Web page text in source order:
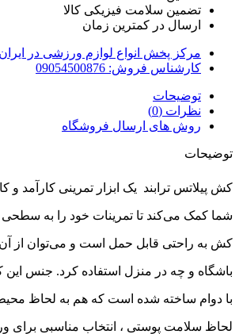
تضمین سلامت فیزیکی کالا
ارسال در کمترین زمان
مرکز پخش انواع لوازم ورزشی در ایران
کارشناس فروش: 09054500876
توضیحات
نظرات (0)
روش های ارسال فروشگاه
توضیحات
کش پیلاتس ترابند یک ابزار تمرینی کارآمد و
شما کمک می‌کند تا تمرینات خود را به سطحی
کش به راحتی قابل حمل است و می‌توان از آن
باشگاه و چه در منزل استفاده کرد. جنس
با دوام ساخته شده است که هم به لحاظ
لحاظ سلامت پوستی ، انتخاب مناسبی برای